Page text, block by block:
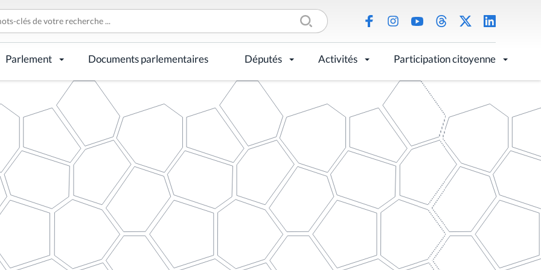
Parlement Documents parlementaires Députés Activités Participation citoyenne